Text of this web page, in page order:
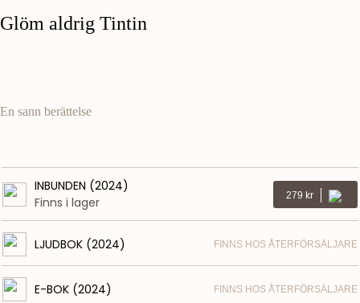
Glöm aldrig Tintin
En sann berättelse
INBUNDEN (2024)
Finns i lager
279 Kr
LJUDBOK (2024) FINNS HOS ÅTERFÖRSÄLJARE
E-BOK (2024) FINNS HOS ÅTERFÖRSÄLJARE